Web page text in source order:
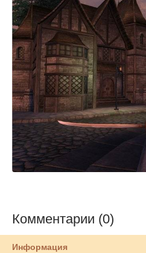
Комментарии (0)
Информация